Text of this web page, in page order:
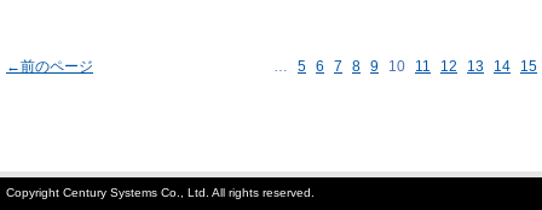
←前のページ … 5 6 7 8 9 10 11 12 13 14 15
Copyright Century Systems Co., Ltd. All rights reserved.